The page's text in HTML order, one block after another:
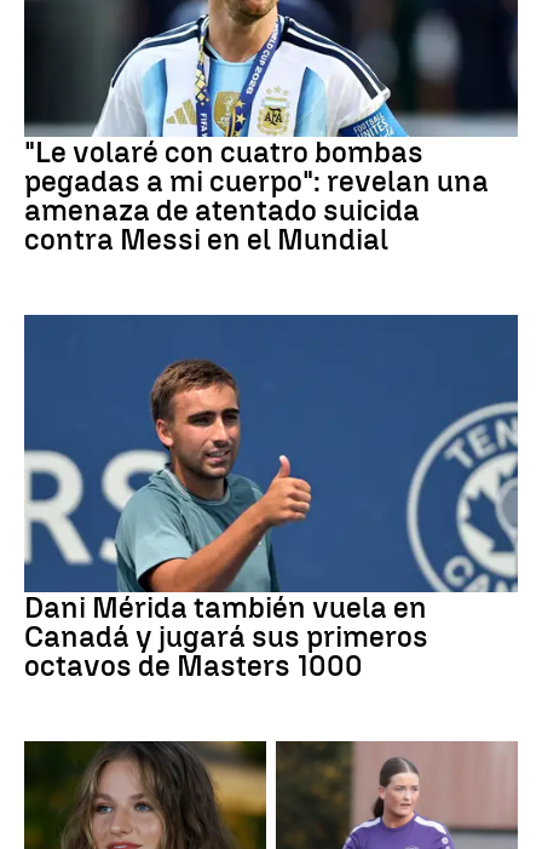
Mundial 2026
"Le volaré con cuatro bombas
pegadas a mi cuerpo": revelan una
amenaza de atentado suicida
contra Messi en el Mundial
Dani Mérida también vuela en
Canadá y jugará sus primeros
octavos de Masters 1000